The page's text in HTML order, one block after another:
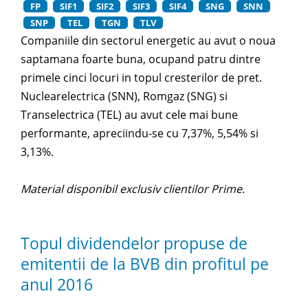
FP SIF1 SIF2 SIF3 SIF4 SNG
SNN
SNP
TEL TGN TLV
Companiile din sectorul energetic au avut o noua
saptamana foarte buna, ocupand patru dintre
primele cinci locuri in topul cresterilor de pret.
Nuclearelectrica (SNN), Romgaz (SNG) si
Transelectrica (TEL) au avut cele mai bune
performante, apreciindu-se cu 7,37%, 5,54% si
3,13%.
Material disponibil exclusiv clientilor Prime.
Topul dividendelor propuse de
emitentii de la BVB din profitul pe
anul 2016